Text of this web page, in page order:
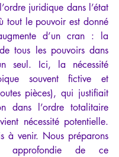
juridique dans l’état
tout le pouvoir est donné
d’un cran : la
tous les pouvoirs dans
seul. Ici, la nécessité
souvent fictive et
pièces), qui justifiait
dans l’ordre totalitaire
nécessité potentielle.
à venir. Nous préparons
approfondie de ce